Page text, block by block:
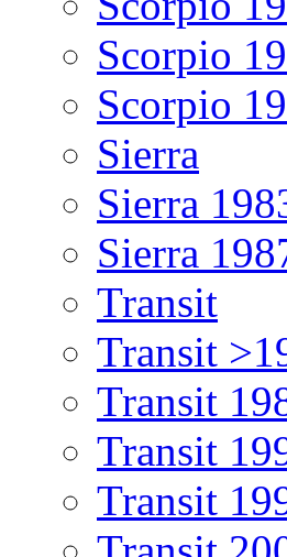
Scorpio
Scorpio
Sierra
Sierra
Sierra
Transit
Transit
Transit
Transit
Transit